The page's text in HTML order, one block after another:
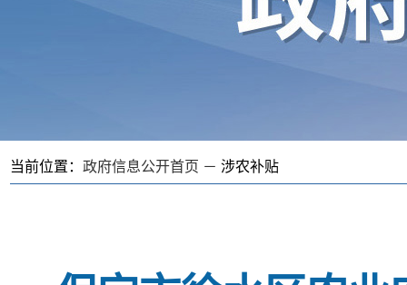
当前位置： 政府信息公开首页 － 涉农补贴